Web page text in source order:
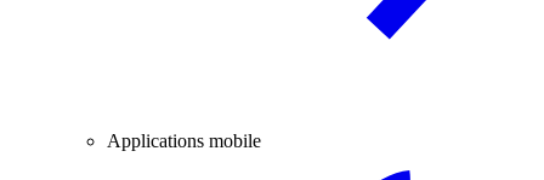
Applications mobile